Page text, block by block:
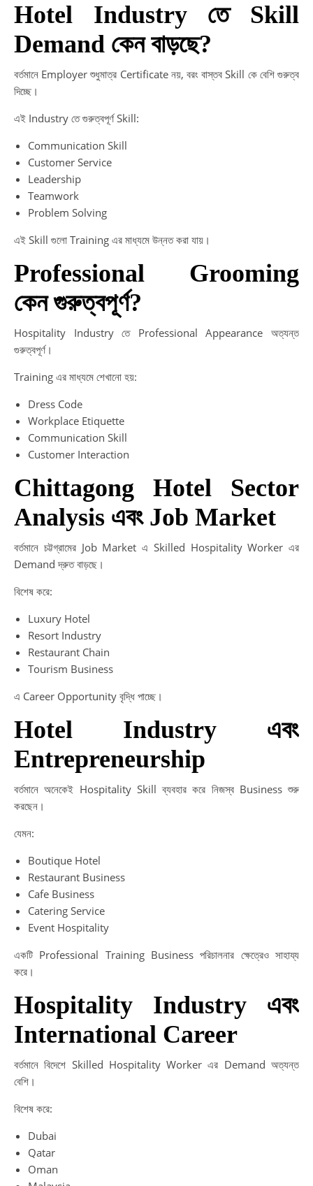
Hotel Industry তে Skill
Demand কেন বাড়ছে?
বর্তমানে Employer শুধুমাত্র Certificate নয়, বরং বাস্তব Skill কে বেশি গুরুত্ব
দিচ্ছে।
এই Industry তে গুরুত্বপূর্ণ Skill:
Communication Skill
Customer Service
Leadership
Teamwork
Problem Solving
এই Skill গুলো Training এর মাধ্যমে উন্নত করা যায়।
Professional Grooming
কেন গুরুত্বপূর্ণ?
Hospitality Industry তে Professional Appearance অত্যন্ত
গুরুত্বপূর্ণ।
Training এর মাধ্যমে শেখানো হয়:
Dress Code
Workplace Etiquette
Communication Skill
Customer Interaction
Chittagong Hotel Sector
Analysis এবং Job Market
বর্তমানে চট্টগ্রামের Job Market এ Skilled Hospitality Worker এর
Demand দ্রুত বাড়ছে।
বিশেষ করে:
Luxury Hotel
Resort Industry
Restaurant Chain
Tourism Business
এ Career Opportunity বৃদ্ধি পাচ্ছে।
Hotel Industry এবং
Entrepreneurship
বর্তমানে অনেকেই Hospitality Skill ব্যবহার করে নিজস্ব Business শুরু
করছেন।
যেমন:
Boutique Hotel
Restaurant Business
Cafe Business
Catering Service
Event Hospitality
একটি Professional Training Business পরিচালনার ক্ষেত্রেও সাহায্য
করে।
Hospitality Industry এবং
International Career
বর্তমানে বিদেশে Skilled Hospitality Worker এর Demand অত্যন্ত
বেশি।
বিশেষ করে:
Dubai
Qatar
Oman